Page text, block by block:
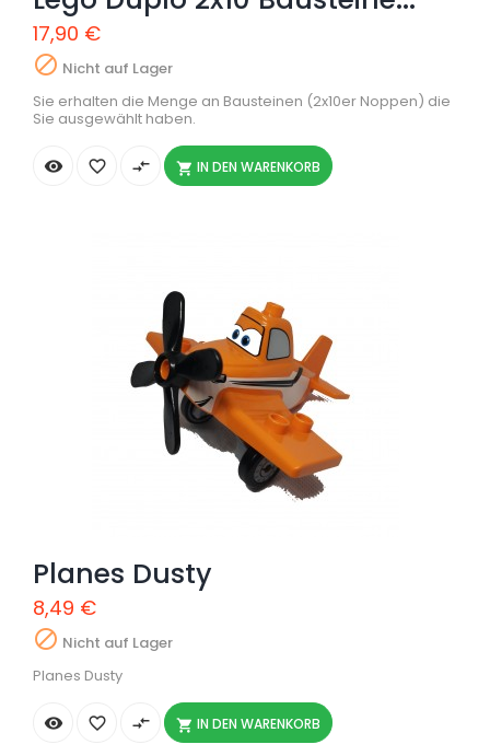
17,90 €
 Nicht auf Lager
Sie erhalten die Menge an Bausteinen (2x10er Noppen) die
Sie ausgewählt haben.
  compare_arrows  IN DEN WARENKORB
Planes Dusty
8,49 €
 Nicht auf Lager
Planes Dusty
  compare_arrows  IN DEN WARENKORB